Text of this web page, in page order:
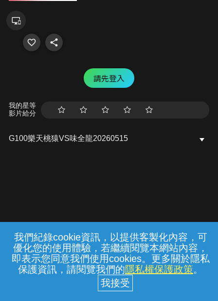
我們紀錄cookie資訊，以提供客製化內容，可
優化您的使用體驗，若繼續閱覽本網站內容，
即表示您同意我們使用cookies。更多關於隱私
保護資訊，請閱覽我們的隱私權保護政策。
請先登入
我的星等
影片給分
G100樂天桃猿VS味全龍20260515
常見問題 線上客服 服務條款 隱私權保護
中華電信股份有限公司個人家庭分公司
(統一編號：96979949) © 2026
{{notifyMsg}}